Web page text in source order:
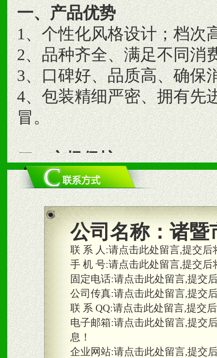
一、产品优势
1、个性化风格设计；档次
2、品种齐全、满足不同消
3、口碑好、品质高、确保
4、包装精细严密、拥有先
冒。
二、市场保护
1、统一市场价格；建立全
商利润。
2、区域独家经营；建立区
合作关系。
三、物料及媒体
1、免费提供体验及宣传彩
2、不定期在各大知名网站
知名度和影响力。
公司名称： 诸暨
联 系 人:请点击此处留言,提交
手 机 号:请点击此处留言,提交
固定电话:请点击此处留言,提交
公司传真:请点击此处留言,提交
联 系 QQ:请点击此处留言,提交
电子邮箱:请点击此处留言,提交
息！
企业网站:请点击此处留言,提交